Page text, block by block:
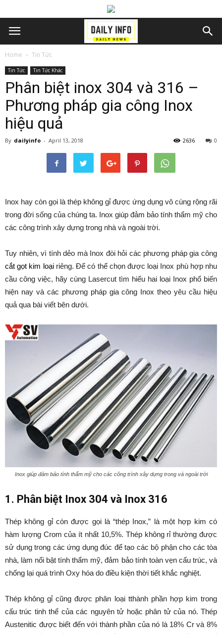
Home Tin Tức
Tin Tức Tin Tức Khác
Phân biệt inox 304 và 316 –
Phương pháp gia công Inox
hiệu quả
By dailyinfo - April 13, 2018 0
2636
Inox hay còn gọi là thép không gỉ được ứng dụng vô cùng rộng rãi
trong đời sống của chúng ta. Inox giúp đảm bảo tính thẩm mỹ cho
các công trình xây dựng trong nhà và ngoài trời.
Tuy nhiên, vì tính dẻo mà Inox đòi hỏi các phương pháp gia công
cắt gọt kim loạiriêng. Để có thể chọn được loại Inox phù hợp nhu
cầu công việc, hãy cùng Lasercut tìm hiểu hai loại Inox phổ biến
hiện nay và các phương pháp gia công Inox theo yêu cầu hiệu
quả qua bài viết bên dưới.
Inox giúp đảm bảo tính thẩm mỹ cho các công trình xây dựng trong và ngoài trời
1. Phân biệt Inox 304 và Inox 316
Thép không gỉ còn được gọi là “thép Inox,” là một hợp kim có
hàm lượng Crom của ít nhất 10,5%. Thép không rỉ thường được
sử dụng trong các ứng dụng đúc để tạo các bộ phận cho các tòa
nhà, làm nổi bật tính thẩm mỹ, đảm bảo tính toàn vẹn cấu trúc, và
chống lại quá trình Oxy hóa do điều kiện thời tiết khắc nghiệt.
Thép không gỉ cũng được phân loại tthành phần hợp kim trong
cấu trúc tinh thể của các nguyên tử hoặc phân tử của nó. Thép
Austenitic được biết đến với thành phần của nó là 18% Cr và 8%